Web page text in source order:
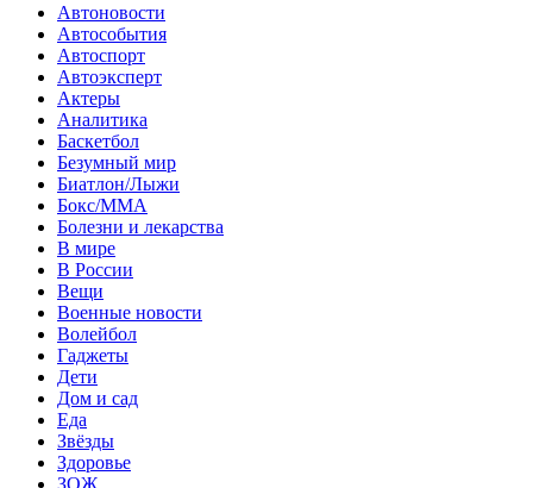
Автоновости
Автособытия
Автоспорт
Автоэксперт
Актеры
Аналитика
Баскетбол
Безумный мир
Биатлон/Лыжи
Бокс/MMA
Болезни и лекарства
В мире
В России
Вещи
Военные новости
Волейбол
Гаджеты
Дети
Дом и сад
Еда
Звёзды
Здоровье
ЗОЖ